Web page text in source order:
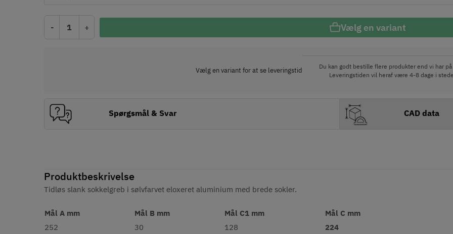
Produktbeskrivelse
Tidløs slank sokkelgreb i sølvfarvet eloxeret aluminium med brede sokler.
Mål A mm Mål B mm Mål C1 mm
Mål C mm
252
30 128
224
- + Vælg en variant
Vælg en variant for at se leveringstid
Du kan godt bestille flere produkter end vi har på
Leveringstiden vil heraf være 4-8 dage i
Spørgsmål & Svar CAD data